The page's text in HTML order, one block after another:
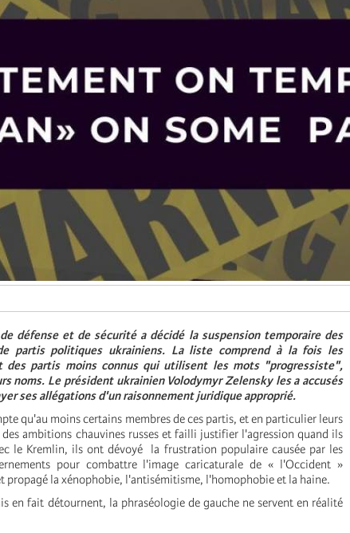
défense et de sécurité a décidé la suspension temporaire des
partis politiques ukrainiens. La liste comprend à la fois les
des partis moins connus qui utilisent les mots "progressiste",
noms. Le président ukrainien Volodymyr Zelensky les a accusés
ses allégations d'un raisonnement juridique approprié.
qu'au moins certains membres de ces partis, et en particulier leurs
ambitions chauvines russes et failli justifier l'agression quand ils
le Kremlin, ils ont dévoyé la frustration populaire causée par les
pour combattre l'image caricaturale de « l'Occident »
propagé la xénophobie, l'antisémitisme, l'homophobie et la haine.
en fait détournent, la phraséologie de gauche ne servent en réalité